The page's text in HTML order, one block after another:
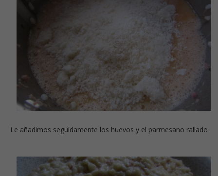
Le añadimos seguidamente los huevos y el parmesano rallado